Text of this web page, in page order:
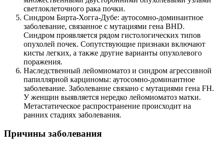
светлоклеточного рака почки.
Синдром Бирта-Хогга-Дубе: аутосомно-доминантное
заболевание, связанное с мутациями гена BHD.
Синдром проявляется рядом гистологических типов
опухолей почек. Сопутствующие признаки включают
кисты легких, а также другие варианты опухолевого
поражения.
Наследственный лейомиоматоз и синдром агрессивной
папиллярной карциномы: аутосомно-доминантное
заболевание. Заболевание связано с мутациями гена FH.
У женщин выявляется нередко лейомиоматоз матки.
Метастатическое распространение происходит на
ранних стадиях заболевания.
Причины заболевания